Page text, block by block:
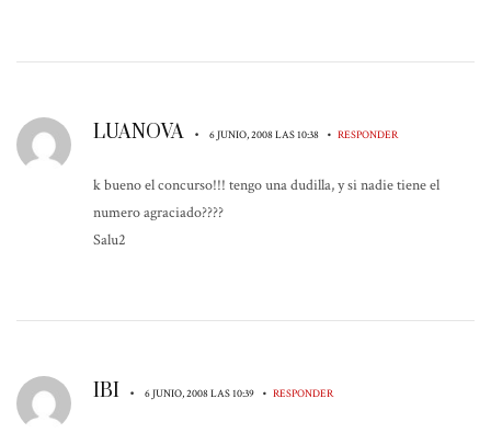
LUANOVA • 6 JUNIO, 2008 LAS 10:38 • RESPONDER
k bueno el concurso!!! tengo una dudilla, y si nadie tiene el
numero agraciado????
Salu2
IBI • 6 JUNIO, 2008 LAS 10:39 • RESPONDER